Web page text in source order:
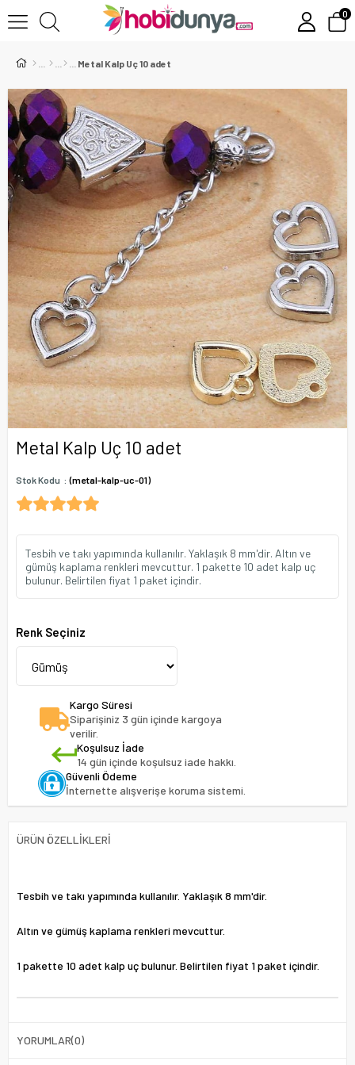
0
Metal Kalp Uç 10 adet
Metal Kalp Uç 10 adet
Stok Kodu (metal-kalp-uc-01)
Tesbih ve takı yapımında kullanılır. Yaklaşık 8 mm'dir. Altın ve
gümüş kaplama renkleri mevcuttur. 1 pakette 10 adet kalp uç
bulunur. Belirtilen fiyat 1 paket içindir.
Renk Seçiniz
Kargo Süresi
Siparişiniz 3 gün içinde kargoya
verilir.
Koşulsuz İade
14 gün içinde koşulsuz iade hakkı.
Güvenli Ödeme
İnternette alışverişe koruma sistemi.
ÜRÜN ÖZELLIKLERI
Tesbih ve takı yapımında kullanılır. Yaklaşık 8 mm'dir.
Altın ve gümüş kaplama renkleri mevcuttur.
1 pakette 10 adet kalp uç bulunur. Belirtilen fiyat 1 paket içindir.
YORUMLAR(0)